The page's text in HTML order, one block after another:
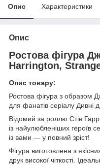
Опис Характеристики
Опис
Ростова фігура
Harrington,
Опис товару:
Ростова фігура з образом
для фанатів серіалу Дивні
Відомий за роллю Стів
із найулюбленіших героїв
із вами — у повний зріст!
Фігура виготовлена з
друк високої чіткості.